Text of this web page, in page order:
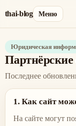
thai-blog Меню
Юридическая
Последнее
1. Как сайт
На сайте могут